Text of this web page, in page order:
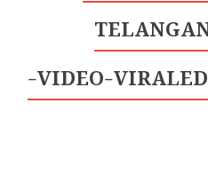
VIDEO-